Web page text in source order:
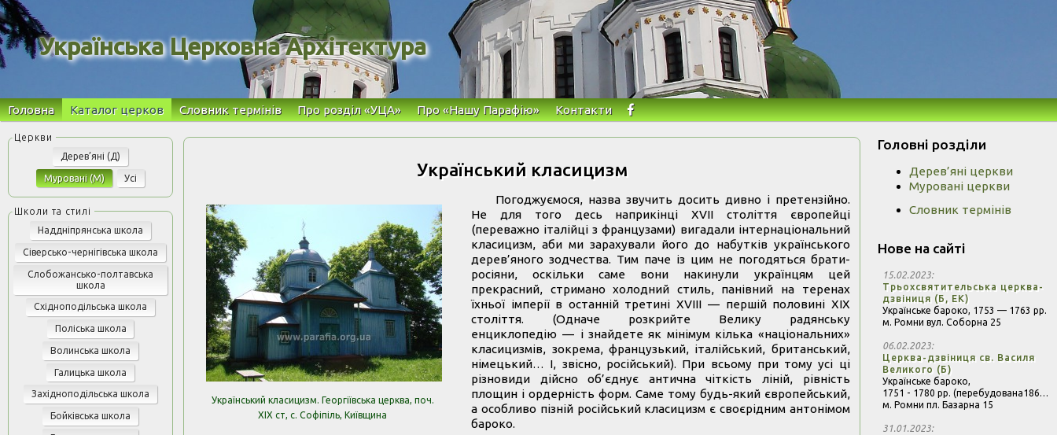
Українська Церковна Архітектура
Головна Каталог церков Словник термінів Про розділ «УЦА» Про «Нашу Парафію» Контакти
Дерев’яні (Д)
Муровані (М) Усі
Наддніпрянська школа
Сіверсько-чернігівська школа
Слобожансько-полтавська
школа
Східноподільська школа
Поліська школа
Волинська школа
Галицька школа
Західноподільська школа
Бойківська школа
Український класицизм
Український класицизм. Георгіївська церква, поч.
ХІХ ст, с. Софіпіль, Київщина
Погоджуємося, назва звучить досить дивно і претензійно.
Не для того десь наприкінці ХVІІ століття європейці
(переважно італійці з французами) вигадали інтернаціональний
класицизм, аби ми зарахували його до набутків українського
дерев’яного зодчества. Тим паче із цим не погодяться брати-
росіяни, оскільки саме вони накинули українцям цей
прекрасний, стримано холодний стиль, панівний на теренах
їхньої імперії в останній третині ХVІІІ — першій половині ХІХ
століття. (Одначе розкрийте Велику радянську
енциклопедію — і знайдете як мінімум кілька «національних»
класицизмів, зокрема, французький, італійський, британський,
німецький… І, звісно, російський). При всьому при тому усі ці
різновиди дійсно об’єднує антична чіткість ліній, рівність
площин і ордерність форм. Саме тому будь-який європейський,
а особливо пізній російський класицизм є своєрідним антонімом
бароко.
Головні розділи
Дерев’яні церкви
Муровані церкви
Словник термінів
Нове на сайті
15.02.2023
Трьохсвятительська церква-
дзвіниця (Б, ЕК)
Українське бароко, 1753 — 1763 рр.
м. Ромни вул. Соборна 25
06.02.2023
Церква-дзвіниця св. Василя
Великого (Б)
Українське бароко,
1751 - 1780 рр. (перебудована1866 – 1867 рр.)
м. Ромни пл. Базарна 15
31.01.2023